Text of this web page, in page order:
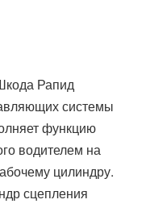
Рапид
системы
функцию
водителем на
цилиндру.
сцепления